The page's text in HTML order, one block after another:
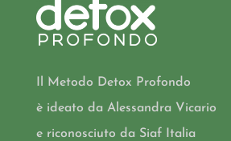
Il Metodo Detox Profondo
è ideato da Alessandra Vicario
e riconosciuto da Siaf Italia